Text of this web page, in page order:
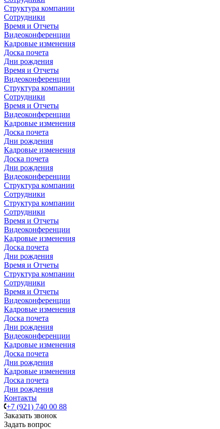
Структура компании
Сотрудники
Время и Отчеты
Видеоконференции
Кадровые изменения
Доска почета
Дни рождения
Время и Отчеты
Видеоконференции
Структура компании
Сотрудники
Время и Отчеты
Видеоконференции
Кадровые изменения
Доска почета
Дни рождения
Кадровые изменения
Доска почета
Дни рождения
Видеоконференции
Структура компании
Сотрудники
Структура компании
Сотрудники
Время и Отчеты
Видеоконференции
Кадровые изменения
Доска почета
Дни рождения
Время и Отчеты
Структура компании
Сотрудники
Время и Отчеты
Видеоконференции
Кадровые изменения
Доска почета
Дни рождения
Видеоконференции
Кадровые изменения
Доска почета
Дни рождения
Кадровые изменения
Доска почета
Дни рождения
Контакты
+7 (921) 740 00 88
Заказать звонок
Задать вопрос